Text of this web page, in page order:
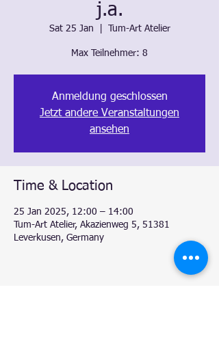
j.a.
Sat 25 Jan Tum-Art Atelier
Max Teilnehmer: 8
Anmeldung geschlossen
Jetzt andere Veranstaltungen
ansehen
Time & Location
25 Jan 2025, 12:00 – 14:00
Tum-Art Atelier, Akazienweg 5, 51381
Leverkusen, Germany